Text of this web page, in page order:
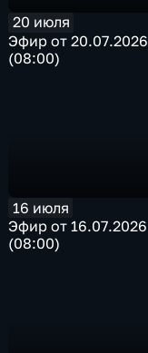
20 июля
Эфир от 20.07.2026
(08:00)
16 июля
Эфир от 16.07.2026
(08:00)